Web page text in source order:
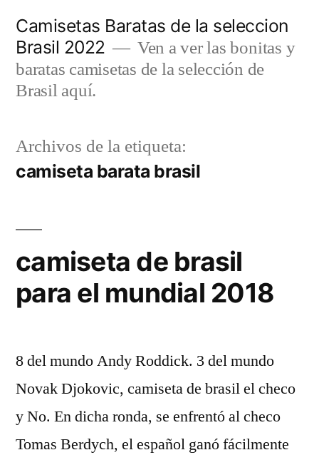
contenido
Camisetas Baratas de la seleccion
Brasil 2022
Ven a ver las bonitas y
baratas camisetas de la selección de
Brasil aquí.
Archivos de la etiqueta:
camiseta barata brasil
camiseta de brasil
para el mundial 2018
8 del mundo Andy Roddick. 3 del mundo
Novak Djokovic, camiseta de brasil el checo
y No. En dicha ronda, se enfrentó al checo
Tomas Berdych, el español ganó fácilmente